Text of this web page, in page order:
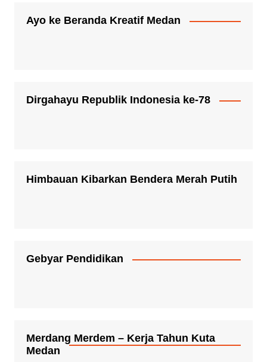
Ayo ke Beranda Kreatif Medan
Dirgahayu Republik Indonesia ke-78
Himbauan Kibarkan Bendera Merah Putih
Gebyar Pendidikan
Merdang Merdem – Kerja Tahun Kuta
Medan